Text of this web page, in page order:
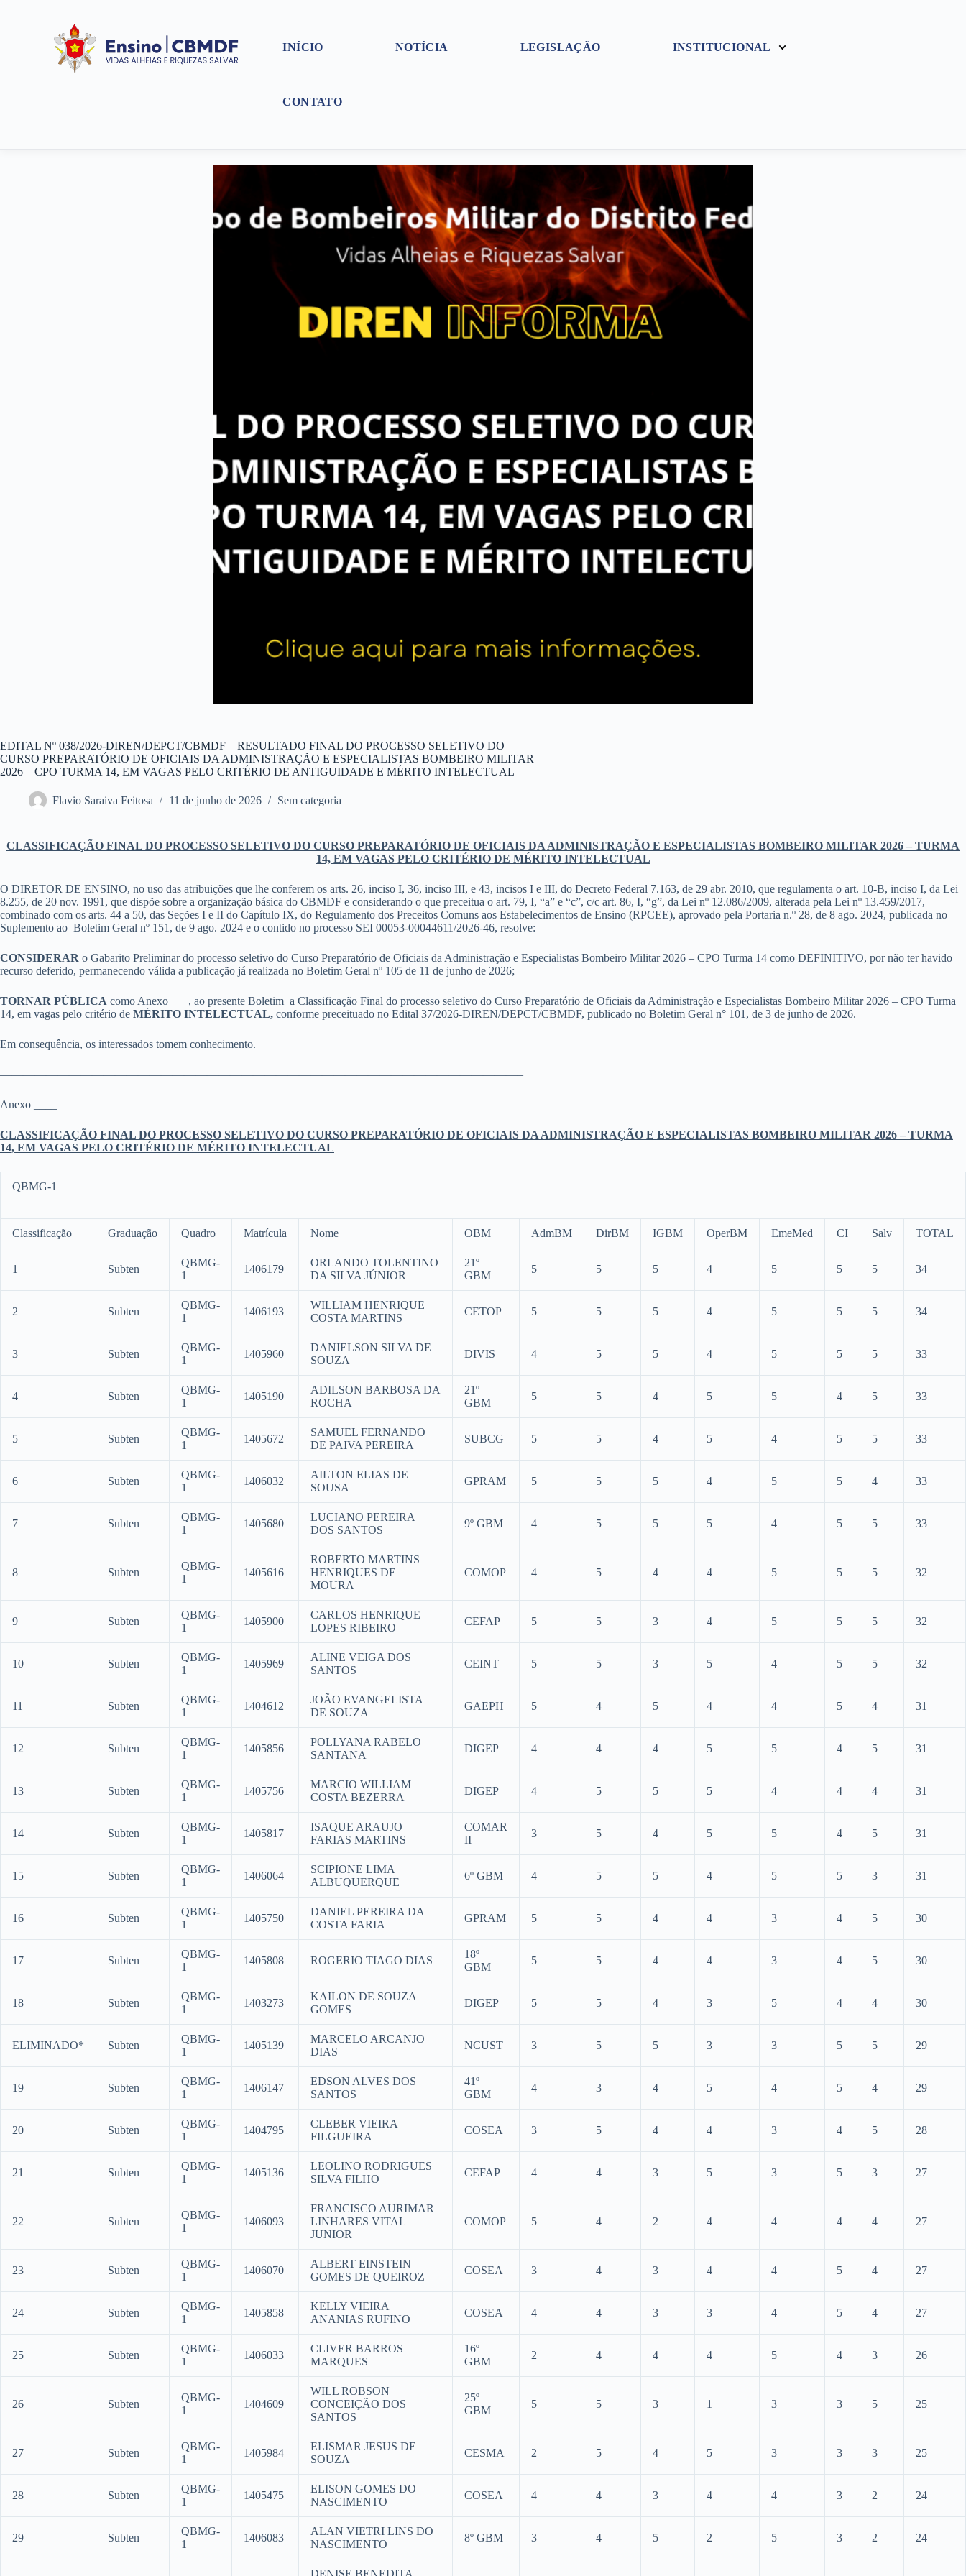
INÍCIO NOTÍCIA LEGISLAÇÃO INSTITUCIONAL
CONTATO
EDITAL Nº 038/2026-DIREN/DEPCT/CBMDF – RESULTADO FINAL DO PROCESSO SELETIVO DO
CURSO PREPARATÓRIO DE OFICIAIS DA ADMINISTRAÇÃO E ESPECIALISTAS BOMBEIRO MILITAR
2026 – CPO TURMA 14, EM VAGAS PELO CRITÉRIO DE ANTIGUIDADE E MÉRITO INTELECTUAL
Flavio Saraiva Feitosa 11 de junho de 2026 Sem categoria
CLASSIFICAÇÃO FINAL DO PROCESSO SELETIVO DO CURSO PREPARATÓRIO DE OFICIAIS DA ADMINISTRAÇÃO E ESPECIALISTAS BOMBEIRO MILITAR 2026 – TURMA
14, EM VAGAS PELO CRITÉRIO DE MÉRITO INTELECTUAL
O DIRETOR DE ENSINO​, no uso das atribuições que lhe conferem os arts. 26, inciso I, 36, inciso III, e 43, incisos I e III, do Decreto Federal 7.163, de 29 abr. 2010, que regulamenta o art. 10-B, inciso I, da Lei
8.255, de 20 nov. 1991, que dispõe sobre a organização básica do CBMDF e considerando o que preceitua o art. 79, I, “a” e “c”, c/c art. 86, I, “g”, da Lei nº 12.086/2009, alterada pela Lei nº 13.459/2017,
combinado com os arts. 44 a 50, das Seções I e II do Capítulo IX, do Regulamento dos Preceitos Comuns aos Estabelecimentos de Ensino (RPCEE), aprovado pela Portaria n.º 28, de 8 ago. 2024, publicada no
Suplemento ao Boletim Geral nº 151, de 9 ago. 2024 e o contido no processo SEI 00053-00044611/2026-46, resolve:
CONSIDERAR o Gabarito Preliminar do processo seletivo do Curso Preparatório de Oficiais da Administração e Especialistas Bombeiro Militar 2026 – CPO Turma 14 como DEFINITIVO, por não ter havido
recurso deferido, permanecendo válida a publicação já realizada no Boletim Geral nº 105 de 11 de junho de 2026;
TORNAR PÚBLICA como Anexo___ , ao presente Boletim a Classificação Final do processo seletivo do Curso Preparatório de Oficiais da Administração e Especialistas Bombeiro Militar 2026 – CPO Turma
14, em vagas pelo critério de MÉRITO INTELECTUAL, conforme preceituado no Edital 37/2026-DIREN/DEPCT/CBMDF, publicado no Boletim Geral n° 101, de 3 de junho de 2026.
Em consequência, os interessados tomem conhecimento.
—————————————————————————————————————————————–
Anexo ____
CLASSIFICAÇÃO FINAL DO PROCESSO SELETIVO DO CURSO PREPARATÓRIO DE OFICIAIS DA ADMINISTRAÇÃO E ESPECIALISTAS BOMBEIRO MILITAR 2026 – TURMA
14, EM VAGAS PELO CRITÉRIO DE MÉRITO INTELECTUAL
QBMG-1
Classificação Graduação Quadro Matrícula Nome OBM AdmBM DirBM IGBM OperBM EmeMed CI Salv TOTAL
1 Subten
QBMG-
1
1406179
ORLANDO TOLENTINO
DA SILVA JÚNIOR
21º
GBM
5 5 5 4 5 5 5 34
2 Subten
QBMG-
1
1406193
WILLIAM HENRIQUE
COSTA MARTINS
CETOP 5 5 5 4 5 5 5 34
3 Subten
QBMG-
1
1405960
DANIELSON SILVA DE
SOUZA
DIVIS 4 5 5 4 5 5 5 33
4 Subten
QBMG-
1
1405190
ADILSON BARBOSA DA
ROCHA
21º
GBM
5 5 4 5 5 4 5 33
5 Subten
QBMG-
1
1405672
SAMUEL FERNANDO
DE PAIVA PEREIRA
SUBCG 5 5 4 5 4 5 5 33
6 Subten
QBMG-
1
1406032
AILTON ELIAS DE
SOUSA
GPRAM 5 5 5 4 5 5 4 33
7 Subten
QBMG-
1
1405680
LUCIANO PEREIRA
DOS SANTOS
9º GBM 4 5 5 5 4 5 5 33
8 Subten
QBMG-
1
1405616
ROBERTO MARTINS
HENRIQUES DE
MOURA
COMOP 4 5 4 4 5 5 5 32
9 Subten
QBMG-
1
1405900
CARLOS HENRIQUE
LOPES RIBEIRO
CEFAP 5 5 3 4 5 5 5 32
10 Subten
QBMG-
1
1405969
ALINE VEIGA DOS
SANTOS
CEINT 5 5 3 5 4 5 5 32
11 Subten
QBMG-
1
1404612
JOÃO EVANGELISTA
DE SOUZA
GAEPH 5 4 5 4 4 5 4 31
12 Subten
QBMG-
1
1405856
POLLYANA RABELO
SANTANA
DIGEP 4 4 4 5 5 4 5 31
13 Subten
QBMG-
1
1405756
MARCIO WILLIAM
COSTA BEZERRA
DIGEP 4 5 5 5 4 4 4 31
14 Subten
QBMG-
1
1405817
ISAQUE ARAUJO
FARIAS MARTINS
COMAR
II
3 5 4 5 5 4 5 31
15 Subten
QBMG-
1
1406064
SCIPIONE LIMA
ALBUQUERQUE
6º GBM 4 5 5 4 5 5 3 31
16 Subten
QBMG-
1
1405750
DANIEL PEREIRA DA
COSTA FARIA
GPRAM 5 5 4 4 3 4 5 30
17 Subten
QBMG-
1
1405808 ROGERIO TIAGO DIAS
18º
GBM
5 5 4 4 3 4 5 30
18 Subten
QBMG-
1
1403273
KAILON DE SOUZA
GOMES
DIGEP 5 5 4 3 5 4 4 30
ELIMINADO* Subten
QBMG-
1
1405139
MARCELO ARCANJO
DIAS
NCUST 3 5 5 3 3 5 5 29
19 Subten
QBMG-
1
1406147
EDSON ALVES DOS
SANTOS
41º
GBM
4 3 4 5 4 5 4 29
20 Subten
QBMG-
1
1404795
CLEBER VIEIRA
FILGUEIRA
COSEA 3 5 4 4 3 4 5 28
21 Subten
QBMG-
1
1405136
LEOLINO RODRIGUES
SILVA FILHO
CEFAP 4 4 3 5 3 5 3 27
22 Subten
QBMG-
1
1406093
FRANCISCO AURIMAR
LINHARES VITAL
JUNIOR
COMOP 5 4 2 4 4 4 4 27
23 Subten
QBMG-
1
1406070
ALBERT EINSTEIN
GOMES DE QUEIROZ
COSEA 3 4 3 4 4 5 4 27
24 Subten
QBMG-
1
1405858
KELLY VIEIRA
ANANIAS RUFINO
COSEA 4 4 3 3 4 5 4 27
25 Subten
QBMG-
1
1406033
CLIVER BARROS
MARQUES
16º
GBM
2 4 4 4 5 4 3 26
26 Subten
QBMG-
1
1404609
WILL ROBSON
CONCEIÇÃO DOS
SANTOS
25º
GBM
5 5 3 1 3 3 5 25
27 Subten
QBMG-
1
1405984
ELISMAR JESUS DE
SOUZA
CESMA 2 5 4 5 3 3 3 25
28 Subten
QBMG-
1
1405475
ELISON GOMES DO
NASCIMENTO
COSEA 4 4 3 4 4 3 2 24
29 Subten
QBMG-
1
1406083
ALAN VIETRI LINS DO
NASCIMENTO
8º GBM 3 4 5 2 5 3 2 24
DENISE BENEDITA